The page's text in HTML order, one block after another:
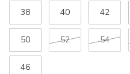
38 40 42
50 52 54
46